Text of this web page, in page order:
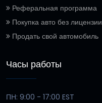
Реферальная программа
Покупка авто без лицензии
Продать свой автомобиль
Часы работы
ПН: 9:00 - 17:00 EST